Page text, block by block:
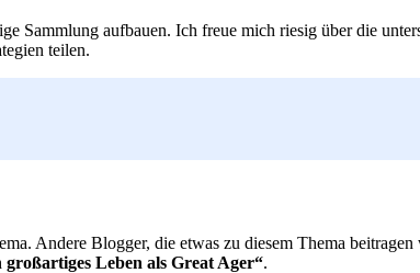
Sammlung aufbauen. Ich freue mich riesig über die
teilen.
Andere Blogger, die etwas zu diesem Thema
großartiges Leben als Great Ager“.